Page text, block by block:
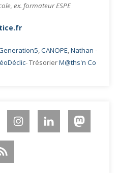
ex. formateur ESPE
,CANOPE,Nathan -
- TrésorierM@ths'n Co